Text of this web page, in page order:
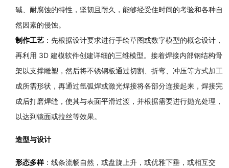
碱、耐腐蚀的特性，坚韧且耐久，能够经受住时间的考验和各种自
然因素的侵蚀。
制作工艺 ：先根据设计要求进行手绘草图或数字模型的概念设计，
再利用 3D 建模软件创建详细的三维模型。接着焊接内部钢结构骨
架以支撑雕塑，然后将不锈钢板通过切割、折弯、冲压等方式加工
成所需形状，再通过氩弧焊或激光焊接将各部分连接起来，焊接完
成后打磨焊缝，使其与表面平滑过渡，并根据需要进行抛光处理，
以达到镜面或拉丝等效果。
造型与设计
形态多样：线条流畅自然，或盘旋上升，或优雅下垂，或相互交